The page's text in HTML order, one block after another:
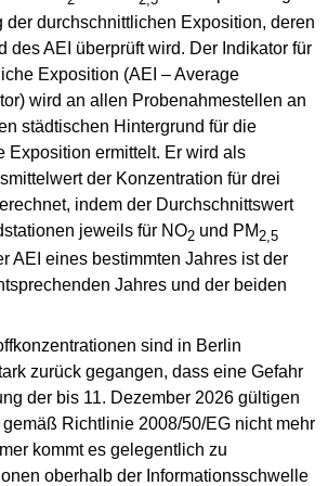
der durchschnittlichen Exposition, deren
des AEI überprüft wird. Der Indikator für
Exposition (AEI – Average
wird an allen Probenahmestellen an
städtischen Hintergrund für die
Exposition ermittelt. Er wird als
der Konzentration für drei
indem der Durchschnittswert
jeweils für NO2und PM2,5
AEI eines bestimmten Jahres ist der
Jahres und der beiden
sind in Berlin
zurück gegangen, dass eine Gefahr
der bis 11. Dezember 2026 gültigen
Richtlinie 2008/50/EG nicht mehr
kommt es gelegentlich zu
oberhalb der Informationsschwelle